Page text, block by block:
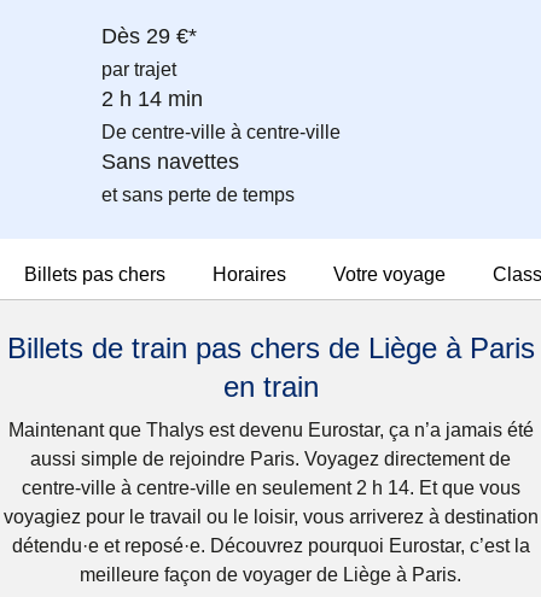
Dès 29 €*
par trajet
2 h 14 min
De centre-ville à centre-ville
Sans navettes
et sans perte de temps
Billets pas chers Horaires Votre voyage
Billets de train pas chers de Liège à Paris
en train
Maintenant que Thalys est devenu Eurostar, ça n’a jamais été
aussi simple de rejoindre Paris. Voyagez directement de
centre-ville à centre-ville en seulement 2 h 14. Et que vous
voyagiez pour le travail ou le loisir, vous arriverez à destination
détendu·e et reposé·e. Découvrez pourquoi Eurostar, c’est la
meilleure façon de voyager de Liège à Paris.